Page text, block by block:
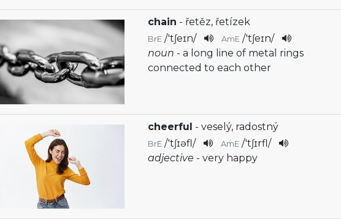
chain - řetěz, řetízek
BrE /'tʃeɪn/ AmE /'tʃeɪn/
noun - a long line of metal rings
connected to each other
cheerful - veselý, radostný
BrE /'tʃɪəfl/ AmE /'tʃɪrfl/
adjective - very happy